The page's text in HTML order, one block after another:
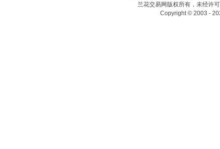
兰花交易网版权所有，未经许
Copyright © 2003 -